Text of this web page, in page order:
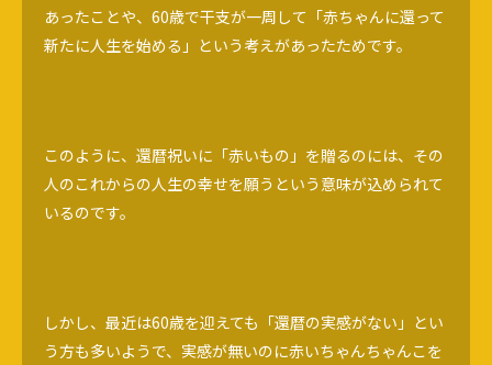
あったことや、60歳で干支が一周して「赤ちゃんに還って
新たに人生を始める」という考えがあったためです。
このように、還暦祝いに「赤いもの」を贈るのには、その
人のこれからの人生の幸せを願うという意味が込められて
いるのです。
しかし、最近は60歳を迎えても「還暦の実感がない」とい
う方も多いようで、実感が無いのに赤いちゃんちゃんこを